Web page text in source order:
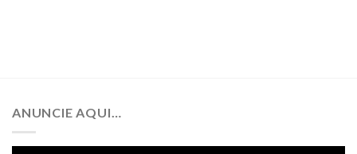
ANUNCIE AQUI…